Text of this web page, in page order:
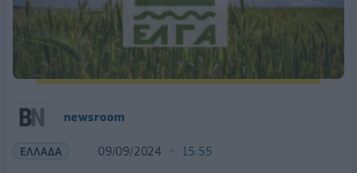
newsroom
ΕΛΛΑΔΑ 09/09/2024 15:55